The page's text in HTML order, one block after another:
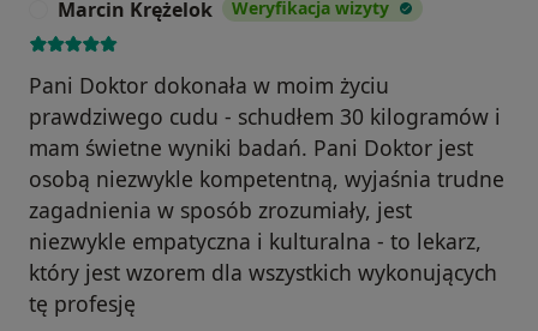
Marcin Krężelok Weryfikacja wizyty
Pani Doktor dokonała w moim życiu
prawdziwego cudu - schudłem 30 kilogramów i
mam świetne wyniki badań. Pani Doktor jest
osobą niezwykle kompetentną, wyjaśnia trudne
zagadnienia w sposób zrozumiały, jest
niezwykle empatyczna i kulturalna - to lekarz,
który jest wzorem dla wszystkich wykonujących
tę profesję